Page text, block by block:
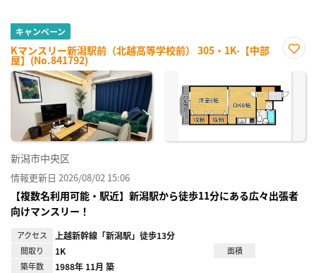
キャンペーン
Kマンスリー新潟駅前（北越高等学校前） 305・1K-【中部
屋】(No.841792)
に入
録
新潟市中央区
情報更新日 2026/08/02 15:06
【複数名利用可能・駅近】新潟駅から徒歩11分にある広々出張者
向けマンスリー！
アクセス 上越新幹線「新潟駅」徒歩13分
間取り 1K
面積
築年数
1988年 11月 築